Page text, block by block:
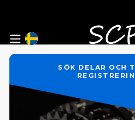
SÖK DELAR OCH